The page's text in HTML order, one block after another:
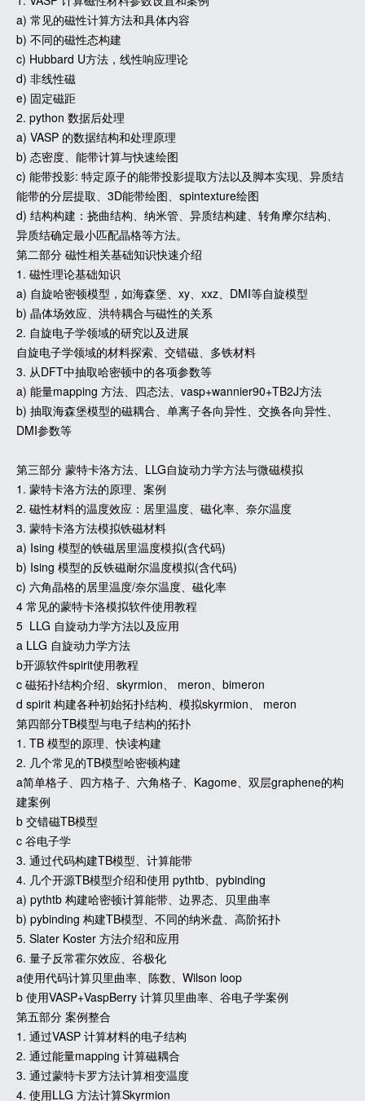
a) 常见的磁性计算方法和具体内容
b) 不同的磁性态构建
c) Hubbard U方法，线性响应理论
d) 非线性磁
e) 固定磁距
2. python 数据后处理
a) VASP 的数据结构和处理原理
b) 态密度、能带计算与快速绘图
c) 能带投影: 特定原子的能带投影提取方法以及脚本实现、异质结
能带的分层提取、3D能带绘图、spintexture绘图
d) 结构构建：挠曲结构、纳米管、异质结构建、转角摩尔结构、
异质结确定最小匹配晶格等方法。
第二部分 磁性相关基础知识快速介绍
1. 磁性理论基础知识
a) 自旋哈密顿模型，如海森堡、xy、xxz、DMI等自旋模型
b) 晶体场效应、洪特耦合与磁性的关系
2. 自旋电子学领域的研究以及进展
自旋电子学领域的材料探索、交错磁、多铁材料
3. 从DFT中抽取哈密顿中的各项参数等
a) 能量mapping 方法、四态法、vasp+wannier90+TB2J方法
b) 抽取海森堡模型的磁耦合、单离子各向异性、交换各向异性、
DMI参数等
第三部分 蒙特卡洛方法、LLG自旋动力学方法与微磁模拟
1. 蒙特卡洛方法的原理、案例
2. 磁性材料的温度效应：居里温度、磁化率、奈尔温度
3. 蒙特卡洛方法模拟铁磁材料
a) Ising 模型的铁磁居里温度模拟(含代码)
b) Ising 模型的反铁磁耐尔温度模拟(含代码)
c) 六角晶格的居里温度/奈尔温度、磁化率
4 常见的蒙特卡洛模拟软件使用教程
5 LLG 自旋动力学方法以及应用
a LLG 自旋动力学方法
b开源软件spirit使用教程
c 磁拓扑结构介绍、skyrmion、 meron、bimeron
d spirit 构建各种初始拓扑结构、模拟skyrmion、 meron
第四部分TB模型与电子结构的拓扑
1. TB 模型的原理、快读构建
2. 几个常见的TB模型哈密顿构建
a简单格子、四方格子、六角格子、Kagome、双层graphene的构
建案例
b 交错磁TB模型
c 谷电子学
3. 通过代码构建TB模型、计算能带
4. 几个开源TB模型介绍和使用 pythtb、pybinding
a) pythtb 构建哈密顿计算能带、边界态、贝里曲率
b) pybinding 构建TB模型、不同的纳米盘、高阶拓扑
5. Slater Koster 方法介绍和应用
6. 量子反常霍尔效应、谷极化
a使用代码计算贝里曲率、陈数、Wilson loop
b 使用VASP+VaspBerry 计算贝里曲率、谷电子学案例
第五部分 案例整合
1. 通过VASP 计算材料的电子结构
2. 通过能量mapping 计算磁耦合
3. 通过蒙特卡罗方法计算相变温度
4. 使用LLG 方法计算Skyrmion